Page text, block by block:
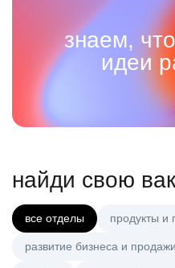
знаем,
идеи
найди свою
все отделы продукты и
развитие бизнеса и продажи